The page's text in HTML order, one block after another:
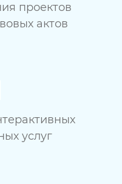
проектов
актов
услуг